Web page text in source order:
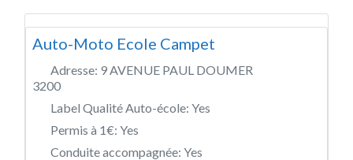
Auto-Moto Ecole Campet
Adresse: 9 AVENUE PAUL DOUMER
3200
Label Qualité Auto-école: Yes
Permis à 1€: Yes
Conduite accompagnée: Yes